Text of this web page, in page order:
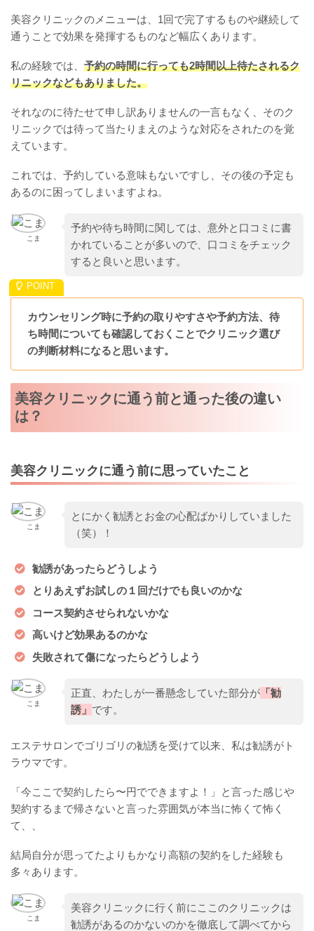
美容クリニックのメニューは、1回で完了するものや継続して
通うことで効果を発揮するものなど幅広くあります。
私の経験では、 予約の時間に行っても2時間以上待たされるク
リニックなどもありました。
それなのに待たせて申し訳ありませんの一言もなく、そのク
リニックでは待って当たりまえのような対応をされたのを覚
えています。
これでは、予約している意味もないですし、その後の予定も
あるのに困ってしまいますよね。
こま
予約や待ち時間に関しては、意外と口コミに書
かれていることが多いので、口コミをチェック
すると良いと思います。
カウンセリング時に予約の取りやすさや予約方法、待
ち時間についても確認しておくことでクリニック選び
の判断材料になると思います。
美容クリニックに通う前と通った後の違い
は？
美容クリニックに通う前に思っていたこと
こま
とにかく勧誘とお金の心配ばかりしていました
（笑）！
勧誘があったらどうしよう
とりあえずお試しの１回だけでも良いのかな
コース契約させられないかな
高いけど効果あるのかな
失敗されて傷になったらどうしよう
こま
正直、わたしが一番懸念していた部分が「勧
誘」 です。
エステサロンでゴリゴリの勧誘を受けて以来、私は勧誘がト
ラウマです。
「今ここで契約したら〜円でできますよ！」と言った感じや
契約するまで帰さないと言った雰囲気が本当に怖くて怖く
て、、
結局自分が思ってたよりもかなり高額の契約をした経験も
多々あります。
こま
美容クリニックに行く前にここのクリニックは
勧誘があるのかないのかを徹底して調べてから